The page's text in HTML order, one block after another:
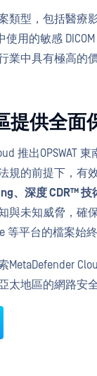
類型，包括醫療
使用的敏感
業中具有極高的價
提供全面
推出OPSWAT
規的前提下，有
、深度 CDR™ 技
與未知威脅，確
等平台的檔案始
MetaDefender
太地區的網路安全